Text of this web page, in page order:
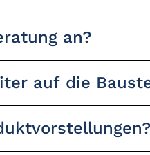
an?
auf die